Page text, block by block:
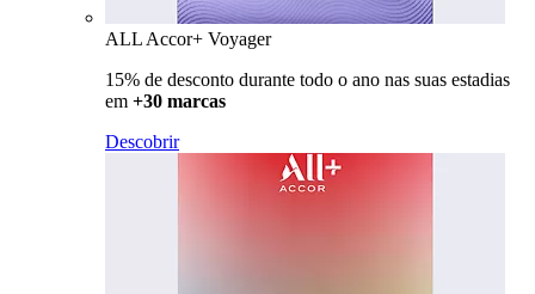
ALL Accor+ Voyager
15% de desconto durante todo o ano nas suas estadias
em +30 marcas
Descobrir